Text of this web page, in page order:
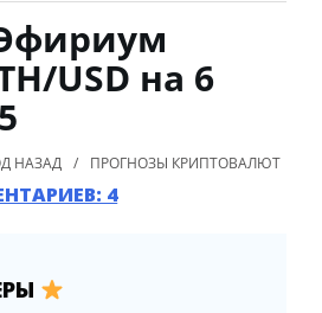
USD на 6
НАЗАД ПРОГНОЗЫ КРИПТОВАЛЮТ
4